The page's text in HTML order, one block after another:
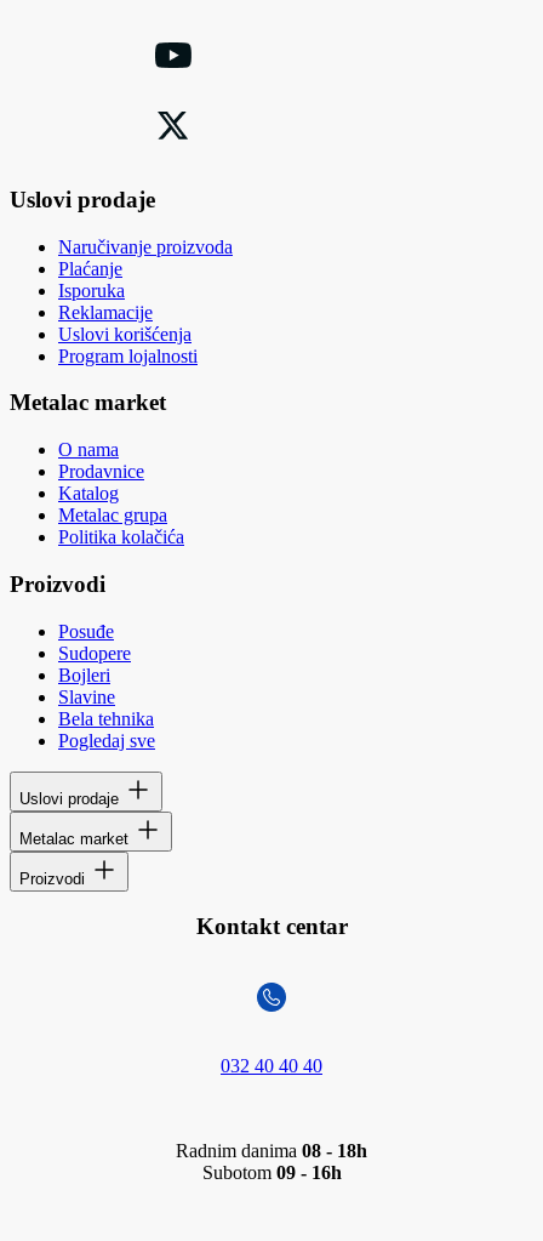
Uslovi prodaje
Naručivanje proizvoda
Plaćanje
Isporuka
Reklamacije
Uslovi korišćenja
Program lojalnosti
Metalac market
O nama
Prodavnice
Katalog
Metalac grupa
Politika kolačića
Proizvodi
Posuđe
Sudopere
Bojleri
Slavine
Bela tehnika
Pogledaj sve
Uslovi prodaje
Metalac market
Proizvodi
Kontakt centar
032 40 40 40
Radnim danima 08 - 18h
Subotom 09 - 16h